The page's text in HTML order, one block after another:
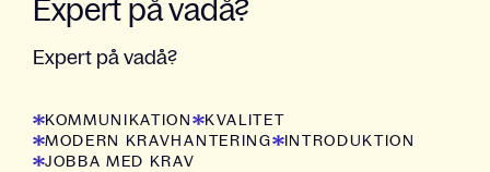
Expert på vadå?
Expert på vadå?
KOMMUNIKATION
KVALITET
MODERN KRAVHANTERING
INTRODUKTION
JOBBA MED KRAV